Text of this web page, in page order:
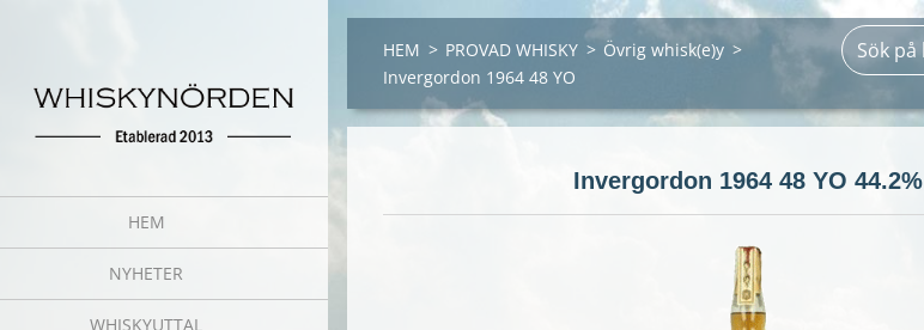
HEM
NYHETER
WHISKYUTTAL
HEM > PROVAD WHISKY > Övrig whisk(e)y >
Invergordon 1964 48 YO
Invergordon 1964 48 YO 44.2%